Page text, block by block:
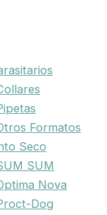
Formatos
Seco
SUM
Nova
Dog